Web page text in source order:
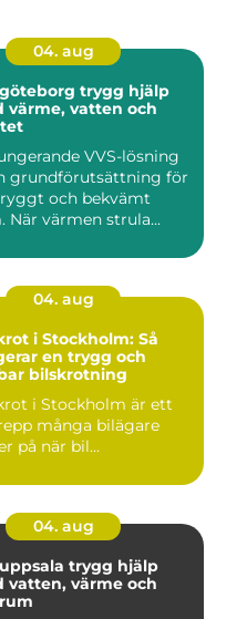
04. aug
trygg hjälp
värme, vatten och
VVS-lösning
grundförutsättning för
och bekvämt
När värmen strula...
04. aug
i Stockholm: Så
en trygg och
bilskrotning
i Stockholm är ett
många bilägare
på när bil...
04. aug
trygg hjälp
vatten, värme och